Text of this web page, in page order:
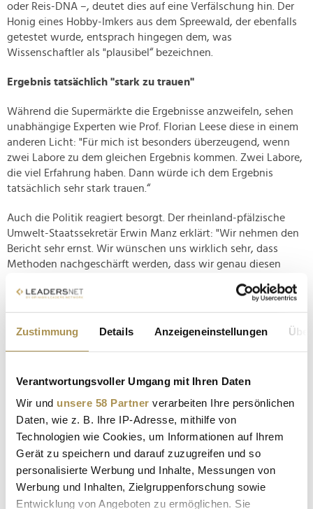
Zustimmung Details Anzeigeneinstellungen
Verantwortungsvoller Umgang mit Ihren Daten
Wir und unsere 58 Partner verarbeiten Ihre persönlichen
Daten, wie z. B. Ihre IP-Adresse, mithilfe von
Technologien wie Cookies, um Informationen auf Ihrem
Gerät zu speichern und darauf zuzugreifen und so
personalisierte Werbung und Inhalte, Messungen von
Werbung und Inhalten, Zielgruppenforschung sowie
Entwicklung von Angeboten zu ermöglichen. Sie
oder Reis-DNA –, deutet dies auf eine Verfälschung hin. Der
Honig eines Hobby-Imkers aus dem Spreewald, der ebenfalls
getestet wurde, entsprach hingegen dem, was
Wissenschaftler als "plausibel“ bezeichnen.
Ergebnis tatsächlich "stark zu trauen"
Während die Supermärkte die Ergebnisse anzweifeln, sehen
unabhängige Experten wie Prof. Florian Leese diese in einem
anderen Licht: "Für mich ist besonders überzeugend, wenn
zwei Labore zu dem gleichen Ergebnis kommen. Zwei Labore,
die viel Erfahrung haben. Dann würde ich dem Ergebnis
tatsächlich sehr stark trauen.“
Auch die Politik reagiert besorgt. Der rheinland-pfälzische
Umwelt-Staatssekretär Erwin Manz erklärt: "Wir nehmen den
Bericht sehr ernst. Wir wünschen uns wirklich sehr, dass
Methoden nachgeschärft werden, dass wir genau diesen
gestützte Methoden eine sehr sinnvolle Ergänzung bei der
Beprobung.“
HONIG GEPANSCHTER HONIG BILLIGHONIG